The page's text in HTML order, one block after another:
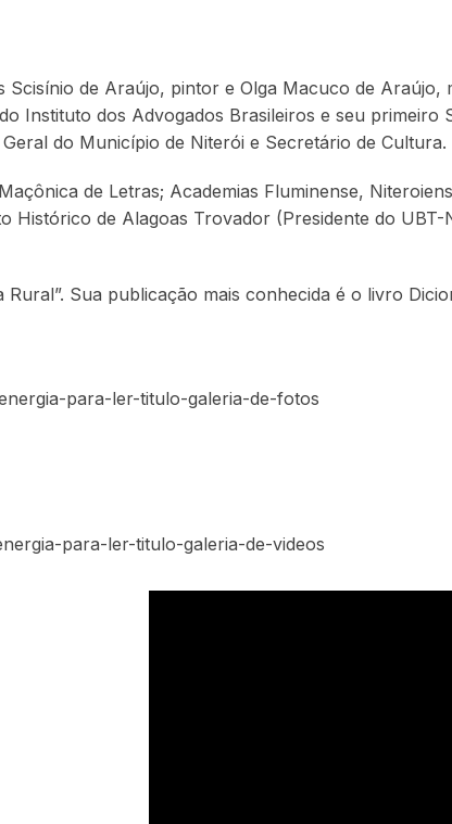
Scisínio de Araújo, pintor e Olga Macuco de
Instituto dos Advogados Brasileiros e seu primeiro
do Município de Niterói e Secretário de Cultura.
de Letras; Academias Fluminense,
Histórico de Alagoas Trovador (Presidente do
Sua publicação mais conhecida é o livro